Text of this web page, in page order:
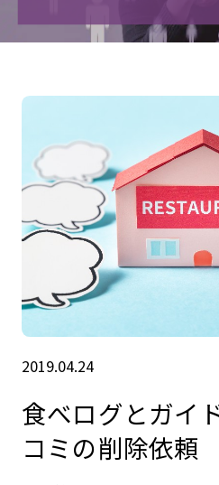
2019.04.24
食べログとガイ
コミの削除依頼